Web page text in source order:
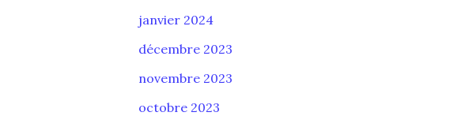
janvier 2024
décembre 2023
novembre 2023
octobre 2023